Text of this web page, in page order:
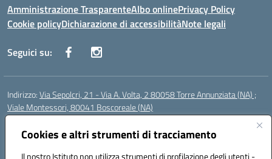
Cookies e altri strumenti di tracciamento
Il nostro Istituto non utilizza strumenti di profilazione degli utenti -
Amministrazione TrasparenteAlbo onlinePrivacy Policy
Cookie policyDichiarazione di accessibilitàNote legali
Seguici su:
Indirizzo:Via Sepolcri, 21 - Via A. Volta, 2 80058 Torre Annunziata (NA) ;
Viale Montessori, 80041 Boscoreale (NA)
Centralino:
Posta elettronica certificata (PEC):nais04100b@pec.istruzione.it
Codice fiscale: 82008750638